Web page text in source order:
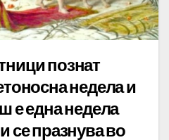
познат
недела и
е една недела
се празнува во